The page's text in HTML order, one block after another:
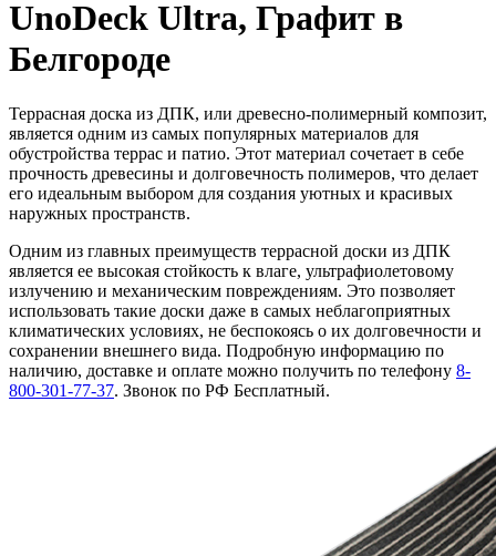
UnoDeck Ultra, Графит в
Белгороде
Террасная доска из ДПК, или древесно-полимерный композит,
является одним из самых популярных материалов для
обустройства террас и патио. Этот материал сочетает в себе
прочность древесины и долговечность полимеров, что делает
его идеальным выбором для создания уютных и красивых
наружных пространств.
Одним из главных преимуществ террасной доски из ДПК
является ее высокая стойкость к влаге, ультрафиолетовому
излучению и механическим повреждениям. Это позволяет
использовать такие доски даже в самых неблагоприятных
климатических условиях, не беспокоясь о их долговечности и
сохранении внешнего вида. Подробную информацию по
наличию, доставке и оплате можно получить по телефону 8-
800-301-77-37. Звонок по РФ Бесплатный.